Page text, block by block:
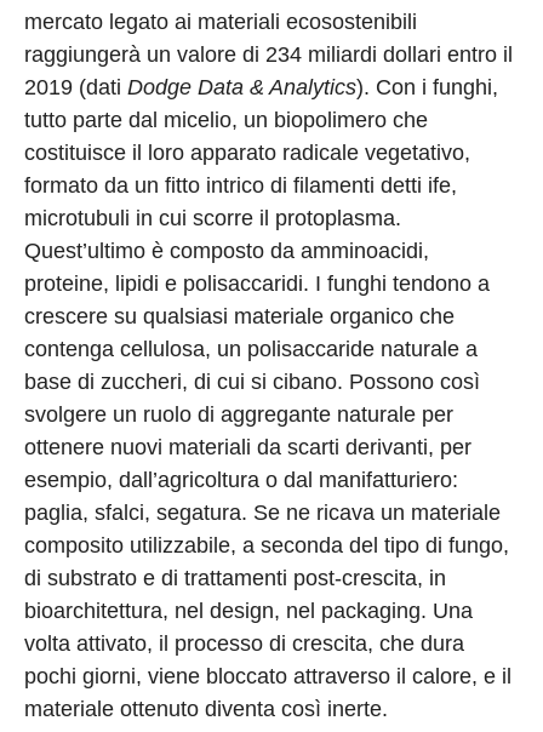
mercato legato ai materiali ecosostenibili
raggiungerà un valore di 234 miliardi dollari entro il
2019 (dati Dodge Data & Analytics). Con i funghi,
tutto parte dal micelio, un biopolimero che
costituisce il loro apparato radicale vegetativo,
formato da un fitto intrico di filamenti detti ife,
microtubuli in cui scorre il protoplasma.
Quest’ultimo è composto da amminoacidi,
proteine, lipidi e polisaccaridi. I funghi tendono a
crescere su qualsiasi materiale organico che
contenga cellulosa, un polisaccaride naturale a
base di zuccheri, di cui si cibano. Possono così
svolgere un ruolo di aggregante naturale per
ottenere nuovi materiali da scarti derivanti, per
esempio, dall’agricoltura o dal manifatturiero:
paglia, sfalci, segatura. Se ne ricava un materiale
composito utilizzabile, a seconda del tipo di fungo,
di substrato e di trattamenti post-crescita, in
bioarchitettura, nel design, nel packaging. Una
volta attivato, il processo di crescita, che dura
pochi giorni, viene bloccato attraverso il calore, e il
materiale ottenuto diventa così inerte.